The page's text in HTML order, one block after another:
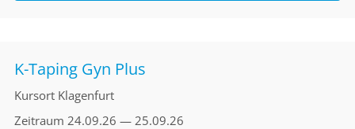
K-Taping Gyn Plus
Kursort Klagenfurt
Zeitraum 24.09.26 — 25.09.26